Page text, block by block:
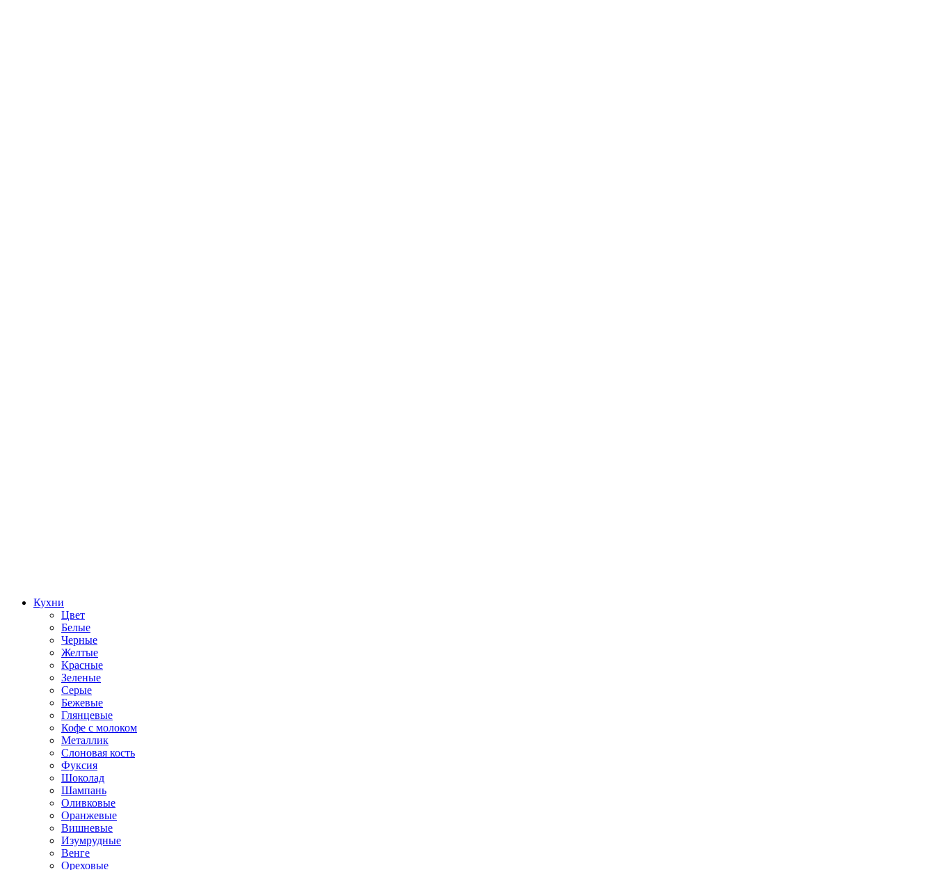
Кухни
Цвет
Белые
Черные
Желтые
Красные
Зеленые
Серые
Бежевые
Глянцевые
Кофе с молоком
Металлик
Слоновая кость
Фуксия
Шоколад
Шампань
Оливковые
Оранжевые
Вишневые
Изумрудные
Венге
Ореховые